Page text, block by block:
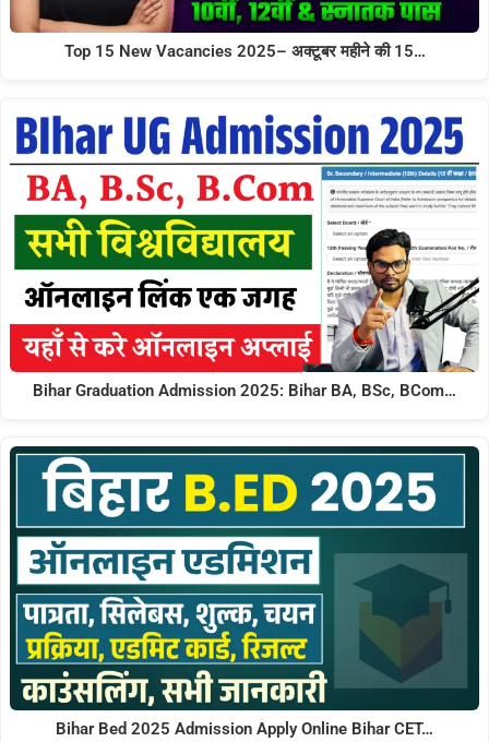
Top 15 New Vacancies 2025– अक्टूबर महीने की 15…
Bihar Graduation Admission 2025: Bihar BA, BSc, BCom…
Bihar Bed 2025 Admission Apply Online Bihar CET…